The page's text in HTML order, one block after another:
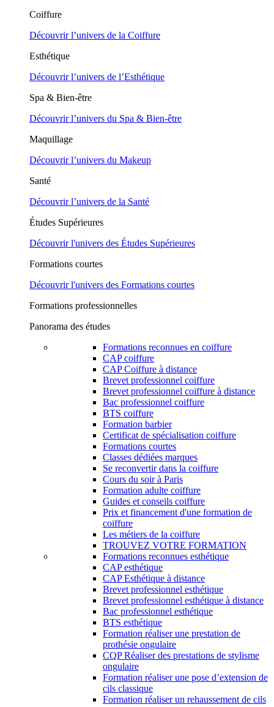
Coiffure
Découvrir l’univers de la Coiffure
Esthétique
Découvrir l’univers de l’Esthétique
Spa & Bien-être
Découvrir l’univers du Spa & Bien-être
Maquillage
Découvrir l’univers du Makeup
Santé
Découvrir l’univers de la Santé
Études Supérieures
Découvrir l'univers des Études Supérieures
Formations courtes
Découvrir l'univers des Formations courtes
Formations professionnelles
Panorama des études
Formations reconnues en coiffure
CAP coiffure
CAP Coiffure à distance
Brevet professionnel coiffure
Brevet professionnel coiffure à distance
Bac professionnel coiffure
BTS coiffure
Formation barbier
Certificat de spécialisation coiffure
Formations courtes
Classes dédiées marques
Se reconvertir dans la coiffure
Cours du soir à Paris
Formation adulte coiffure
Guides et conseils coiffure
Prix et financement d'une formation de
coiffure
Les métiers de la coiffure
TROUVEZ VOTRE FORMATION
Formations reconnues esthétique
CAP esthétique
CAP Esthétique à distance
Brevet professionnel esthétique
Brevet professionnel esthétique à distance
Bac professionnel esthétique
BTS esthétique
Formation réaliser une prestation de
prothésie ongulaire
CQP Réaliser des prestations de stylisme
ongulaire
Formation réaliser une pose d’extension de
cils classique
Formation réaliser un rehaussement de cils